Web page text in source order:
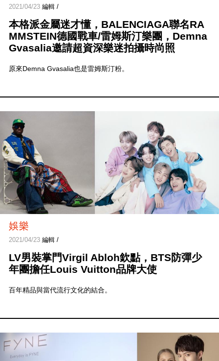
2021/04/23編輯 /
本格派金屬迷才懂，BALENCIAGA聯名RA
MMSTEIN德國戰車/雷姆斯汀樂團，Demna
Gvasalia邀請超資深樂迷拍攝時尚照
原來Demna Gvasalia也是雷姆斯汀粉。
娛樂
2021/04/23編輯 /
LV男裝掌門Virgil Abloh欽點，BTS防彈少
年團擔任Louis Vuitton品牌大使
百年精品與當代流行文化的結合。